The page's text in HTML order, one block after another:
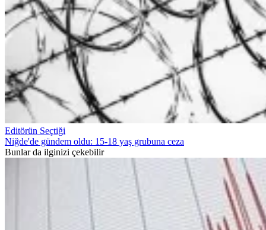
Editörün Seçtiği
Niğde'de gündem oldu: 15-18 yaş grubuna ceza
Bunlar da ilginizi çekebilir